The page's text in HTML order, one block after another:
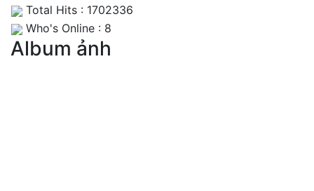
Total Hits : 1702336
Who's Online : 8
Album ảnh